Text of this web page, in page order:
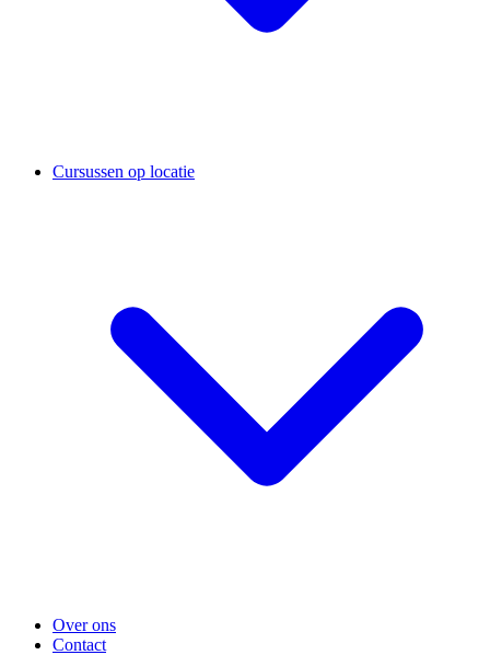
Cursussen op locatie
Over ons
Contact